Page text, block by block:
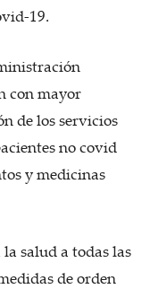
19.
con mayor
de los servicios
no covid
y medicinas
salud a todas las
de orden